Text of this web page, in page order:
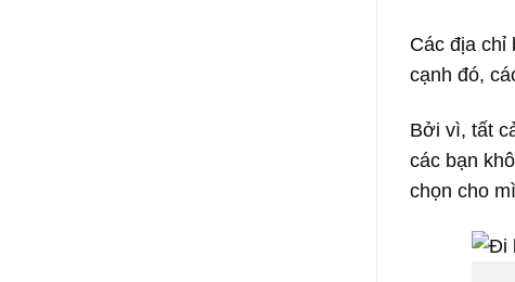
Các địa chỉ
cạnh đó,
Bởi vì, tất
các bạn
chọn cho